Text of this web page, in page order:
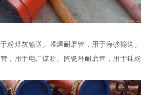
粉煤灰输送。堆焊耐磨管，用于海砂输送。
，用于电厂煤粉。陶瓷环耐磨管，用于硅粉